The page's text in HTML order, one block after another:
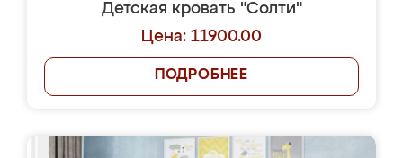
Детская кровать "Солти"
Цена: 11900.00
ПОДРОБНЕЕ